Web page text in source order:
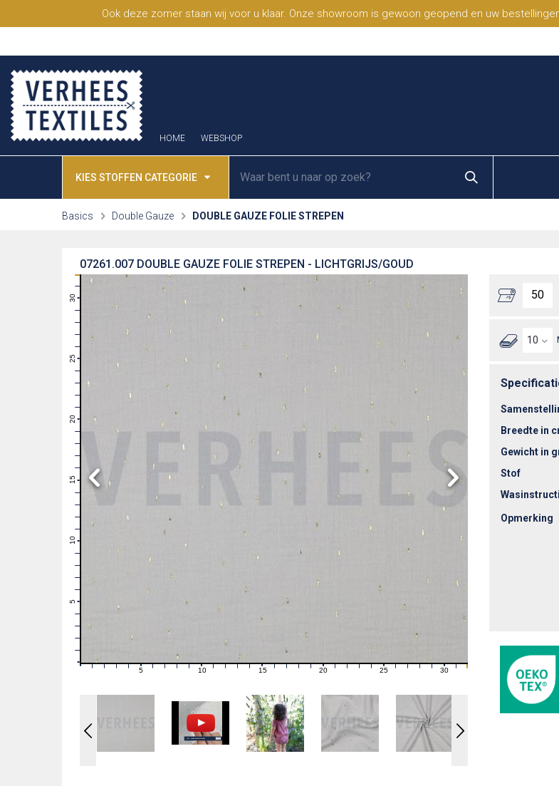
Ook deze zomer staan wij voor u klaar. Onze showroom is gewoon geopend en uw
HOME WEBSHOP
KIES STOFFEN CATEGORIE
Basics Double Gauze DOUBLE GAUZE FOLIE STREPEN
DOUBLE GAUZE FOLIE STREPEN - LICHTGRIJS/GOUD
07261.007
10
11
12
13
14
15
16
17
18
19
20
21
22
23
24
25
26
27
28
29
30
1 2 3 4 6 7 8 9 11 12 13 14 16 17 18 19 21 22 23 24 26 27 28 29 31
Breedte in
Gewicht in
Stof
Opmerking